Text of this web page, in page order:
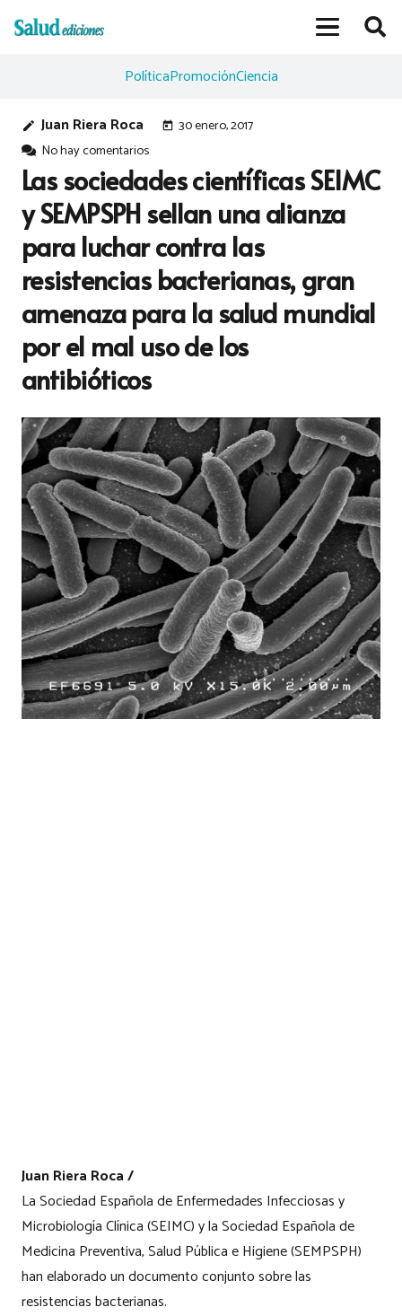
PolíticaPromociónCiencia
edit Juan Riera Roca today 30 enero, 2017
No hay comentarios
Las sociedades científicas SEIMC
y SEMPSPH sellan una alianza
para luchar contra las
resistencias bacterianas, gran
amenaza para la salud mundial
por el mal uso de los
antibióticos
Juan Riera Roca /
La Sociedad Española de Enfermedades Infecciosas y
Microbiología Clínica (SEIMC) y la Sociedad Española de
Medicina Preventiva, Salud Pública e Higiene (SEMPSPH)
han elaborado un documento conjunto sobre las
resistencias bacterianas.